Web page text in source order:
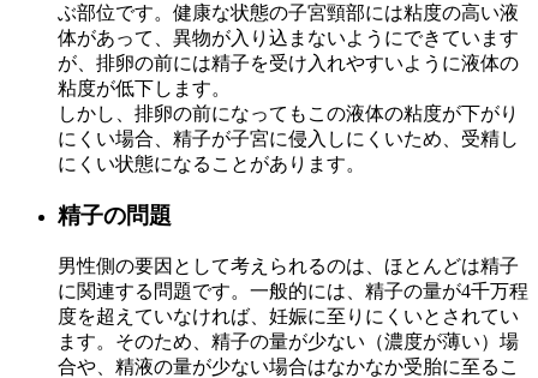
ぶ部位です。健康な状態の子宮頸部には粘度の高い液
体があって、異物が入り込まないようにできています
が、排卵の前には精子を受け入れやすいように液体の
粘度が低下します。
しかし、排卵の前になってもこの液体の粘度が下がり
にくい場合、精子が子宮に侵入しにくいため、受精し
にくい状態になることがあります。
精子の問題
男性側の要因として考えられるのは、ほとんどは精子
に関連する問題です。一般的には、精子の量が4千万程
度を超えていなければ、妊娠に至りにくいとされてい
ます。そのため、精子の量が少ない（濃度が薄い）場
合や、精液の量が少ない場合はなかなか受胎に至るこ